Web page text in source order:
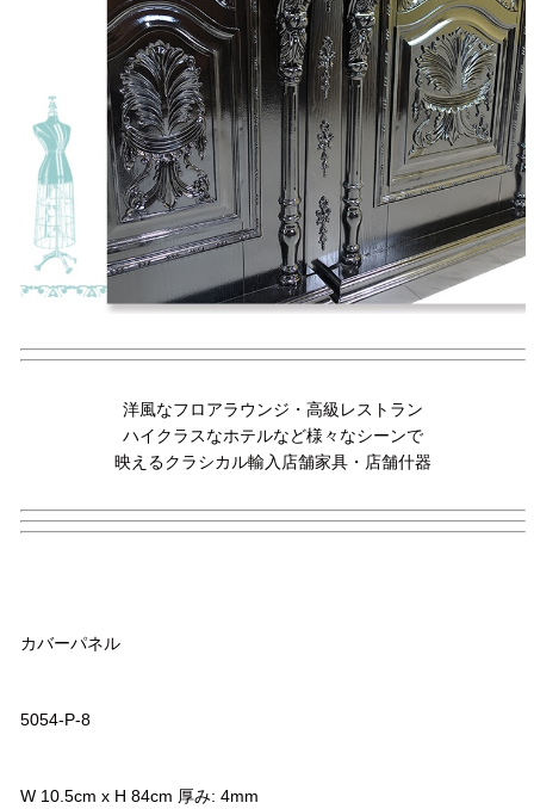
洋風なフロアラウンジ・高級レストラン
ハイクラスなホテルなど様々なシーンで
映えるクラシカル輸入店舗家具・店舗什器
カバーパネル
5054-P-8
W 10.5cm x H 84cm 厚み: 4mm